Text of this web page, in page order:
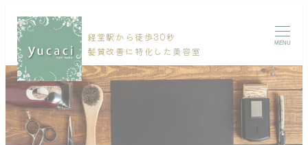
経堂駅から徒歩30秒
髪質改善に特化した美容室
MENU